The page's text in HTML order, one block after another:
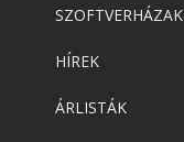
SZOFTVERHÁZAK
HÍREK
ÁRLISTÁK